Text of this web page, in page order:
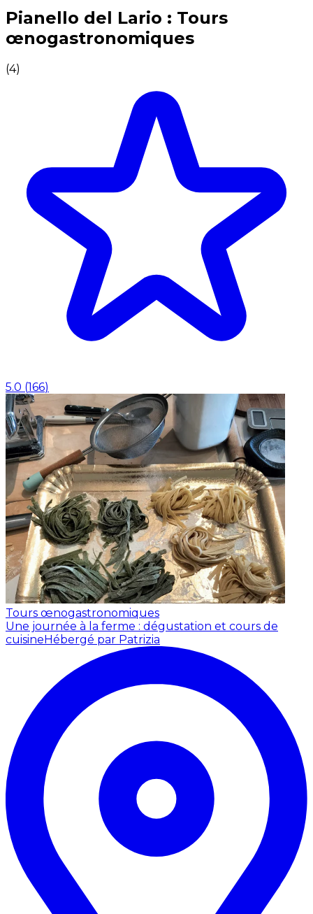
Expériences culinaires inoubliables : Expériences
Pianello del Lario : Tours
œnogastronomiques
(4)
5.0 (166)
Tours œnogastronomiques
Une journée à la ferme : dégustation et cours de
cuisineHébergé par Patrizia